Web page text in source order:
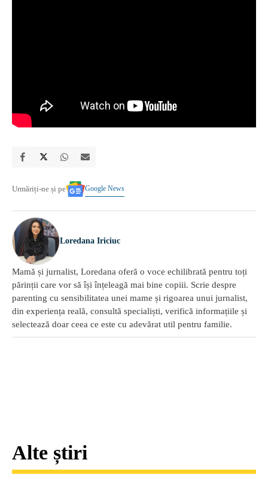
Urmăriți-ne și pe Google News
Loredana Iriciuc
Mamă și jurnalist, Loredana oferă o voce echilibrată pentru toți
părinții care vor să își înțeleagă mai bine copiii. Scrie despre
parenting cu sensibilitatea unei mame și rigoarea unui jurnalist,
din experiența reală, consultă specialiști, verifică informațiile și
selectează doar ceea ce este cu adevărat util pentru familie.
Alte știri